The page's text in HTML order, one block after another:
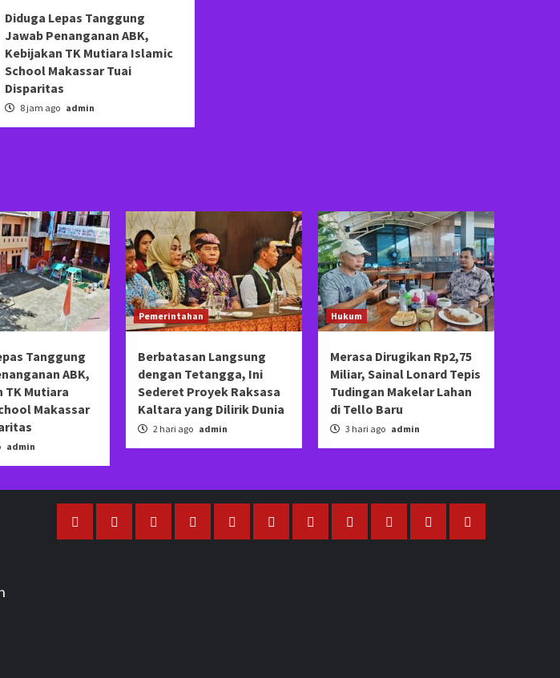
Diduga Lepas Tanggung
Jawab Penanganan ABK,
Kebijakan TK Mutiara Islamic
School Makassar Tuai
Disparitas
8 jam ago admin
Tanggung
ABK,
TK Mutiara
Makassar
admin
Pemerintahan
Berbatasan Langsung
dengan Tetangga, Ini
Sederet Proyek Raksasa
Kaltara yang Dilirik Dunia
2 hari ago admin
Hukum
Merasa Dirugikan Rp2,75
Miliar, Sainal Lonard Tepis
Tudingan Makelar Lahan
di Tello Baru
3 hari ago admin
BerandaRedaksiTentanginformasiArtikelEkonomiHukumKesehatanOlah
BersamaKRYD